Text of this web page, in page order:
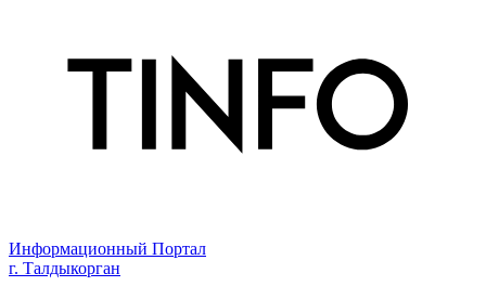
Информационный Портал
г. Талдыкорган